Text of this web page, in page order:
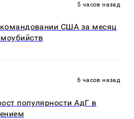
5 часов назад
США за месяц
6 часов назад
популярности АдГ в